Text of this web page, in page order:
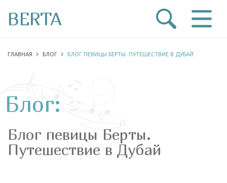
BERTA
ГЛАВНАЯ БЛОГ БЛОГ ПЕВИЦЫ БЕРТЫ. ПУТЕШЕСТВИЕ В ДУБАЙ
Блог:
Блог певицы Берты.
Путешествие в Дубай